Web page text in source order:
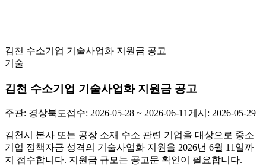
김천 수소기업 기술사업화 지원금 공고
기술
김천 수소기업 기술사업화 지원금 공고
주관: 경상북도접수: 2026-05-28 ~ 2026-06-11게시: 2026-05-29
김천시 본사 또는 공장 소재 수소 관련 기업을 대상으로 중소
기업 정책자금 성격의 기술사업화 지원을 2026년 6월 11일까
지 접수합니다. 지원금 규모는 공고문 확인이 필요합니다.